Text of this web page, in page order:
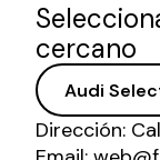
cercano
Dirección: